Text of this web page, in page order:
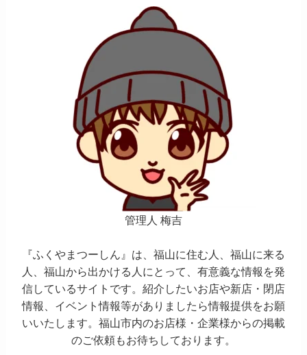
管理人 梅吉
『ふくやまつーしん』は、福山に住む人、福山に来る
人、福山から出かける人にとって、有意義な情報を発
信しているサイトです。紹介したいお店や新店・閉店
情報、イベント情報等がありましたら情報提供をお願
いいたします。福山市内のお店様・企業様からの掲載
のご依頼もお待ちしております。